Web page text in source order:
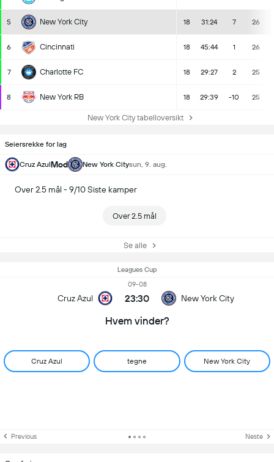
5 New York City 18 31:24 7 26
6 Cincinnati 18 45:44 1 26
7 Charlotte FC 18 29:27 2 25
8 New York RB 18 29:39 -10 25
New York City tabelloversikt
Seiersrekke for lag
Cruz AzulMod New York Citysun, 9. aug.
Over 2.5 mål - 9/10 Siste kamper
Over 2.5 mål
Se alle
Leagues Cup
Cruz Azul
09-08
23:30 New York City
Hvem vinder?
Cruz Azul tegne New York City
Previous Neste